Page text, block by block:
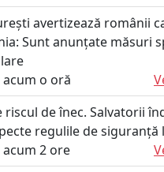
avertizează românii
Sunt anunțate măsuri
acum o oră
riscul de înec. Salvatorii
regulile de siguranță
acum 2 ore